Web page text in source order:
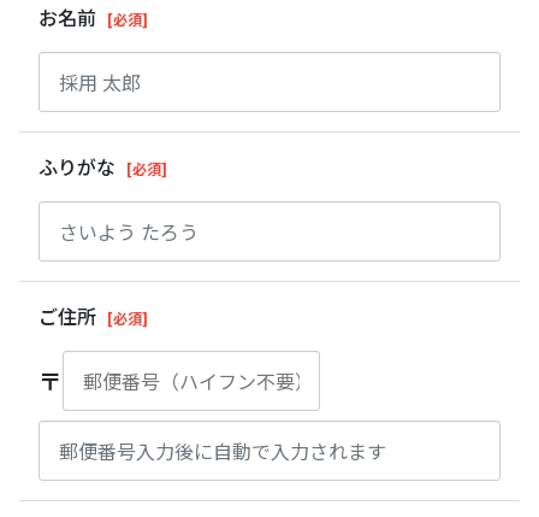
お名前 [必須]
ふりがな [必須]
ご住所 [必須]
〒